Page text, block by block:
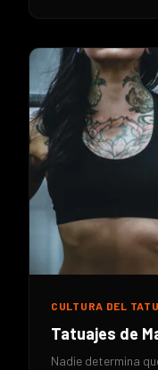
CULTURA DEL
Tatuajes de
Nadie determina